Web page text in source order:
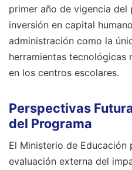
primer año de vigencia
inversión en capital
administración como la
herramientas tecnológicas
en los centros escolares.
Perspectivas
del Programa
El Ministerio de Educación
evaluación externa del